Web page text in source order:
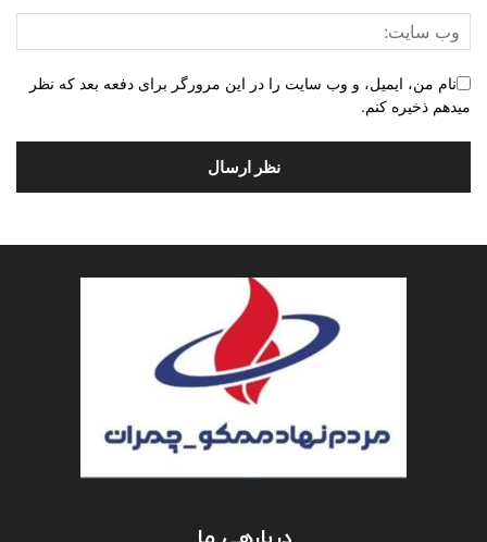
نام من، ایمیل، و وب سایت را در این مرورگر برای دفعه بعد که نظر
میدهم ذخیره کنم.